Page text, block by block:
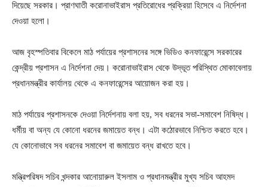
দিয়েছে সরকার। প্রাণঘাতী করোনাভাইরাস প্রতিরোধের প্রক্রিয়া হিসেবে এ নির্দেশনা
দেওয়া হলো।
আজ বৃহস্পতিবার বিকেলে মাঠ পর্যায়ের প্রশাসনের সঙ্গে ভিডিও কনফারেন্সে সরকারের
কেন্দ্রীয় প্রশাসন এ নির্দেশনা দেয়। করোনাভাইরাস থেকে উদ্ভূত পরিস্থিত মোকাবেলায়
প্রধানমন্ত্রীর কার্যালয় থেকে এ কনফারেন্সের আয়োজন করা হয়।
মাঠ পর্যায়ের প্রশাসনকে দেওয়া নির্দেশনায় বলা হয়, সব ধরনের সভা-সমাবেশ নিষিদ্ধ।
ধর্মীয় বা অন্য যে কোনো ধরনের জমায়েত বন্ধ। এটা কঠোরভাবে নিশ্চিত করতে হবে।
যে কোনোভাবে সব ধরনের সমাবেশ বা জমায়েত বন্ধ রাখতে হবে।
মন্ত্রিপরিষদ সচিব খন্দকার আনোয়ারুল ইসলাম ও প্রধানমন্ত্রীর মুখ্য সচিব আহমদ